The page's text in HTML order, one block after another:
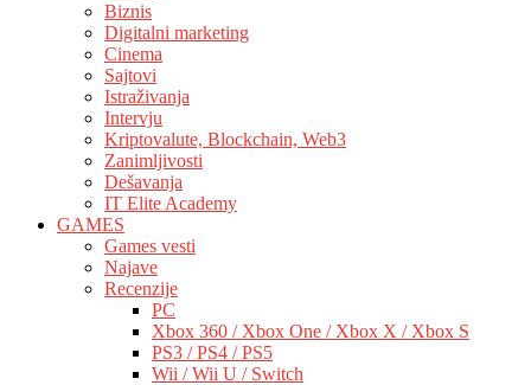
Biznis
Digitalni marketing
Cinema
Sajtovi
Istraživanja
Intervju
Kriptovalute, Blockchain, Web3
Zanimljivosti
Dešavanja
IT Elite Academy
GAMES
Games vesti
Najave
Recenzije
PC
Xbox 360 / Xbox One / Xbox X / Xbox S
PS3 / PS4 / PS5
Wii / Wii U / Switch